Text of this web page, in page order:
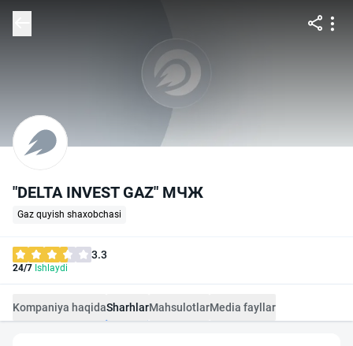
"DELTA INVEST GAZ" МЧЖ
Gaz quyish shaxobchasi
3.3
24/7 Ishlaydi
Kompaniya haqidaSharhlarMahsulotlarMedia fayllar